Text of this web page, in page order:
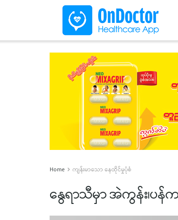
Home ကျန်းမာသော နေထိုင်မှုပုံစံ
နွေရာသီမှာ အဲကွန်း၊ပ